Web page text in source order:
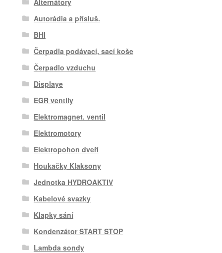
Autorádia a přísluš.
BHI
Čerpadla podávací, sací koše
Čerpadlo vzduchu
Displaye
EGR ventily
Elektromagnet. ventil
Elektromotory
Elektropohon dveří
Houkačky Klaksony
Jednotka HYDROAKTIV
Kabelové svazky
Klapky sání
Kondenzátor START STOP
Lambda sondy